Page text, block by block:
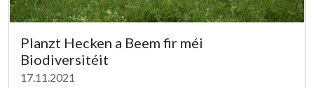
Planzt Hecken a Beem fir méi
Biodiversitéit
17.11.2021